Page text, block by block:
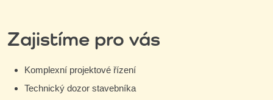
Zajistíme pro vás
Komplexní projektové řízení
Technický dozor stavebníka